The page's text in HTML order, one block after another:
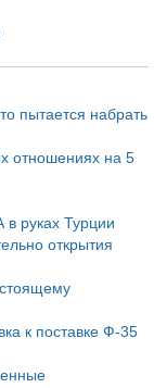
пытается набрать
отношениях на 5
руках Турции
открытия
к поставке Ф-35